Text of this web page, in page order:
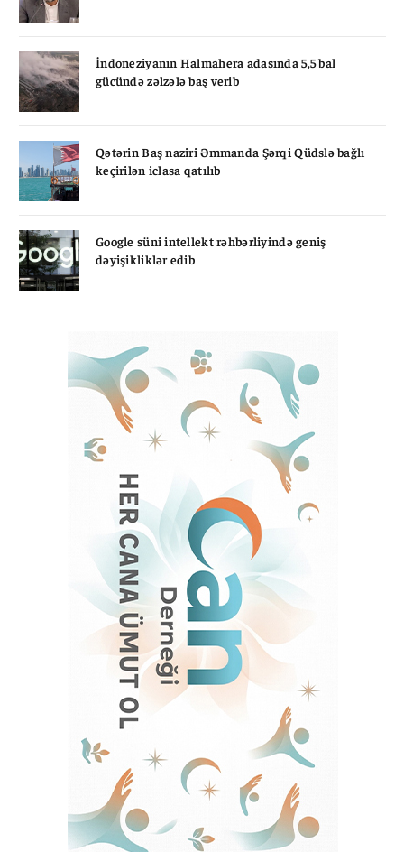
İndoneziyanın Halmahera adasında 5,5 bal
gücündə zəlzələ baş verib
Qətərin Baş naziri Əmmanda Şərqi Qüdslə bağlı
keçirilən iclasa qatılıb
Google süni intellekt rəhbərliyində geniş
dəyişikliklər edib